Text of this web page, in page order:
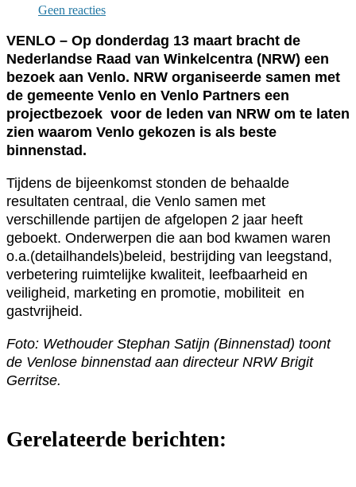
Geen reacties
VENLO – Op donderdag 13 maart bracht de
Nederlandse Raad van Winkelcentra (NRW) een
bezoek aan Venlo. NRW organiseerde samen met
de gemeente Venlo en Venlo Partners een
projectbezoek voor de leden van NRW om te laten
zien waarom Venlo gekozen is als beste
binnenstad.
Tijdens de bijeenkomst stonden de behaalde
resultaten centraal, die Venlo samen met
verschillende partijen de afgelopen 2 jaar heeft
geboekt. Onderwerpen die aan bod kwamen waren
o.a.(detailhandels)beleid, bestrijding van leegstand,
verbetering ruimtelijke kwaliteit, leefbaarheid en
veiligheid, marketing en promotie, mobiliteit en
gastvrijheid.
Foto: Wethouder Stephan Satijn (Binnenstad) toont
de Venlose binnenstad aan directeur NRW Brigit
Gerritse.
Gerelateerde berichten: